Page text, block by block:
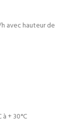
avec hauteur de
+ 30°C